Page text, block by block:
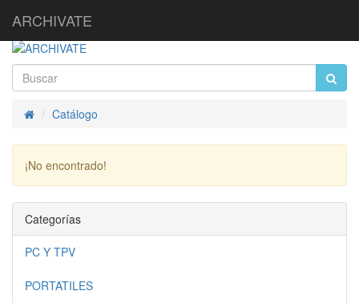
ARCHIVATE
InicioCatálogo
¡No encontrado!
Categorías
PC Y TPV
PORTATILES